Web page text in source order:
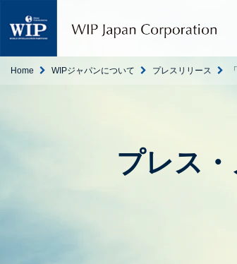
P
ャ
Home WIPジャパンについて プレスリリース
プレス